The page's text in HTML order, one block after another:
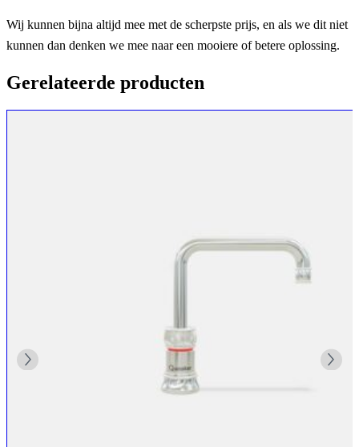
Wij kunnen bijna altijd mee met de scherpste prijs, en als we dit niet
kunnen dan denken we mee naar een mooiere of betere oplossing.
Gerelateerde producten